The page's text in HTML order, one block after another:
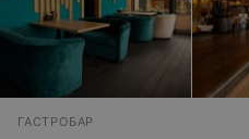
ГАСТРОБАР